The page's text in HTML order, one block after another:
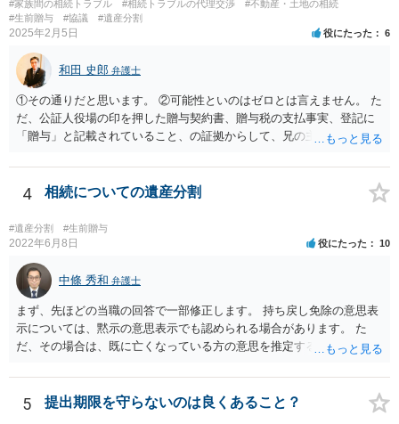
#家族間の相続トラブル #相続トラブルの代理交渉
#不動産・土地の相続
#生前贈与
#協議 #遺産分割
2025年2月5日 役にたった 6
和田 史郎 弁護士
①その通りだと思います。 ②可能性といのはゼロとは言えません。 た
だ、公証人役場の印を押した贈与契約書、贈与税の支払事実、登記に
「贈与」と記載されていること、の証拠からして、兄の主張は通らな
わなければ、遺産分割調停を申し立てて進めるのがベターのような気
がしますね。
4 相続についての遺産分割
#遺産分割 #生前贈与
2022年6月8日 役にたった 10
中條 秀和 弁護士
まず、先ほどの当職の回答で一部修正します。 持ち戻し免除の意思表
示については、黙示の意思表示でも認められる場合があります。 た
だ、その場合は、既に亡くなっている方の意思を推定することになり
持ち戻し免除の意思表示は書面で明確にしておいていただくべきとい
う結論は変わりません。 誤解を与えるような回答でした。失礼しまし
た。 文言については、「〇〇に対する生前贈与による特別受益の持ち
5 提出期限を守らないのは良くあること？